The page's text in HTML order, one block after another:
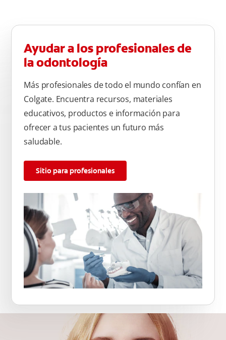
Ayudar a los profesionales de
la odontología
Más profesionales de todo el mundo confían en
Colgate. Encuentra recursos, materiales
educativos, productos e información para
ofrecer a tus pacientes un futuro más
saludable.
Sitio para profesionales